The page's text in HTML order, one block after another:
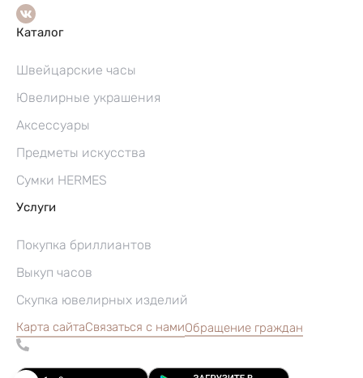
Каталог
Швейцарские часы
Ювелирные украшения
Аксессуары
Предметы искусства
Сумки HERMES
Услуги
Покупка бриллиантов
Выкуп часов
Скупка ювелирных изделий
Карта сайтаСвязаться с намиОбращение граждан